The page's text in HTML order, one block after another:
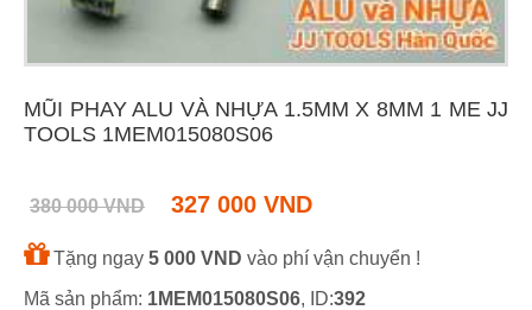
MŨI PHAY ALU VÀ NHỰA 1.5MM X 8MM 1 ME JJ
TOOLS 1MEM015080S06
380 000 VND 327 000 VND
Tặng ngay 5 000 VND vào phí vận chuyển !
Mã sản phẩm: 1MEM015080S06, ID:392